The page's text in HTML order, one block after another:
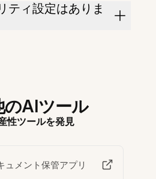
ティ設定はありま
のAIツール
性ツールを発見
ュメント保管アプリ